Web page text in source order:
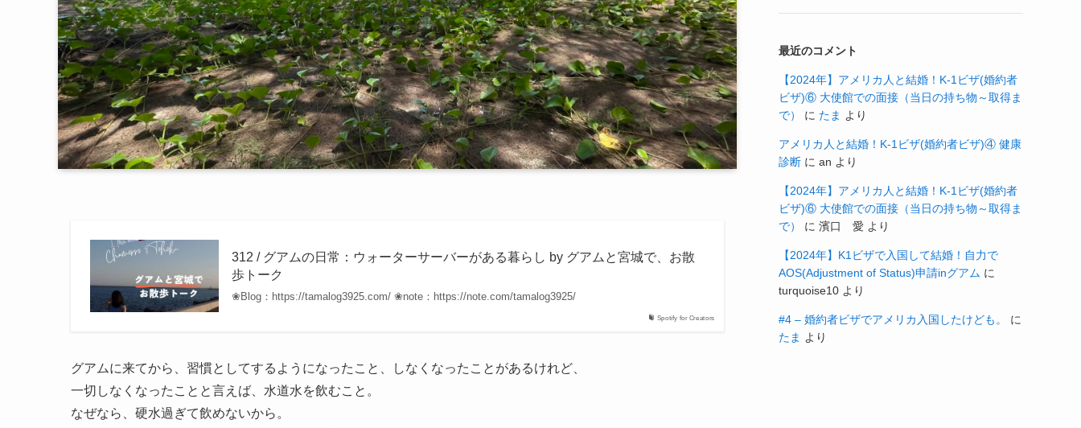
Spotify for Creators
312 / グアムの日常：ウォーターサーバーがある暮らし by グアムと宮城で、お散
歩トーク
❀Blog：https://tamalog3925.com/ ❀note：https://note.com/tamalog3925/
グアムに来てから、習慣としてするようになったこと、しなくなったことがあるけれど、
一切しなくなったことと言えば、水道水を飲むこと。
なぜなら、硬水過ぎて飲めないから。
最近のコメント
【2024年】アメリカ人と結婚！K-1ビザ(婚約者
ビザ)⑥ 大使館での面接（当日の持ち物～取得ま
で）
に たま より
アメリカ人と結婚！K-1ビザ(婚約者ビザ)④ 健康
診断 に an より
【2024年】アメリカ人と結婚！K-1ビザ(婚約者
ビザ)⑥ 大使館での面接（当日の持ち物～取得ま
で）
に 濱口 愛 より
【2024年】K1ビザで入国して結婚！自力で
AOS(Adjustment of Status)申請inグアム に
turquoise10 より
#4 – 婚約者ビザでアメリカ入国したけども。
に
たま より